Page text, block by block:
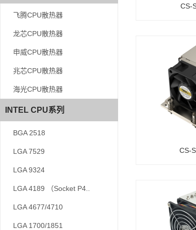
飞腾CPU散热器
龙芯CPU散热器
申威CPU散热器
兆芯CPU散热器
海光CPU散热器
INTEL CPU系列
BGA 2518
LGA 7529
LGA 9324
LGA 4189 （Socket P4..
LGA 4677/4710
LGA 1700/1851
飞腾CPU散热器
龙芯CPU散热器
申威CPU散热器
兆芯CPU散热器
海光CPU散热器
INTEL CPU系列
BGA 2518
LGA 7529
LGA 9324
LGA 4189 （Socket P4..
LGA 4677/4710
LGA 1700/1851
CS-
CS-